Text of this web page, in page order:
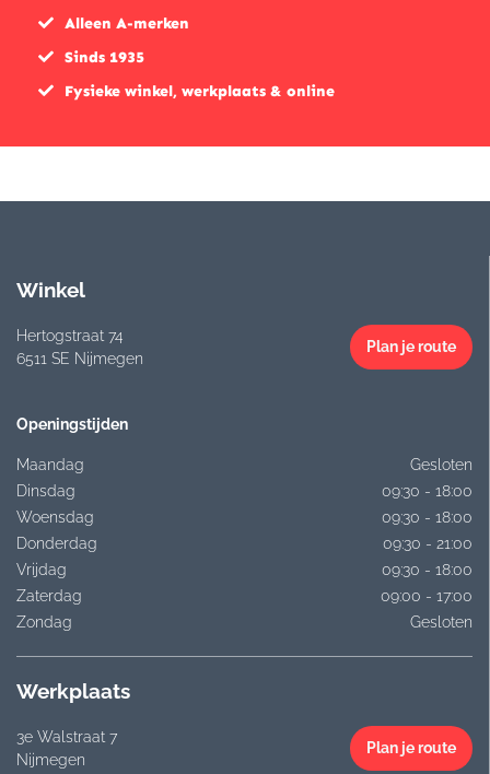
Alleen A-merken
Sinds 1935
Fysieke winkel, werkplaats & online
Winkel
Hertogstraat 74
6511 SE Nijmegen
Plan je route
Openingstijden
Maandag
Gesloten
Dinsdag
09:30 - 18:00
Woensdag
09:30 - 18:00
Donderdag
09:30 - 21:00
Vrijdag
09:30 - 18:00
Zaterdag
09:00 - 17:00
Zondag
Gesloten
Werkplaats
3e Walstraat 7
Nijmegen
Plan je route